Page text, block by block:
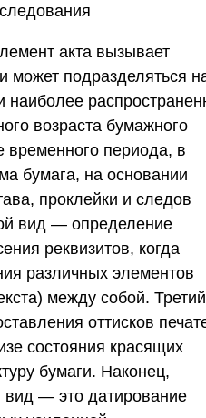
акта вызывает
может подразделяться
наиболее
возраста бумажного
временного периода, в
бумага, на основании
проклейки и следов
вид — определение
реквизитов, когда
различных элементов
между собой.
оттисков
состояния красящих
бумаги. Наконец,
вид — это датирование